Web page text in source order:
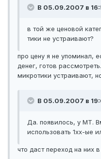
В 05.09.2007 в
в той же ценовой
тики не устраивают?
про цену я не упоминал,
денег, готов рассмотреть.
микротики устраивают,
В 05.09.2007 в
Да. появилось, у МТ.
использовать 1хх-ые
что даст переход на них